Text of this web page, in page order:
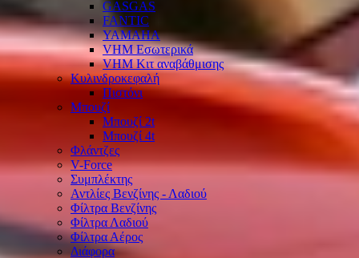
GASGAS
FANTIC
YAMAHA
VHM Εσωτερικά
VHM Κιτ αναβάθμισης
Κυλινδροκεφαλή
Πιστόνι
Μπουζί
Μπουζί 2t
Μπουζί 4t
Φλάντζες
V-Force
Συμπλέκτης
Αντλίες Βενζίνης - Λαδιού
Φίλτρα Βενζίνης
Φίλτρα Λαδιού
Φίλτρα Αέρος
Διάφορα